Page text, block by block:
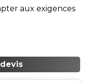
aux exigences